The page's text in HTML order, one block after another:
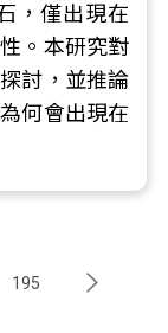
，僅出現在
。本研究對
討，並推論
何會出現在
195